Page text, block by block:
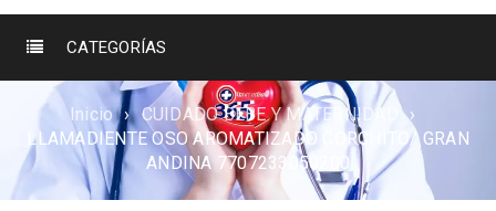
CATEGORÍAS
Inicio › CUIDADO BEBE Y MATERNIDAD
›
LLAMADIENTE OSO AROMATIZADO CORCHITO/ GRAN
ANDINA 7707233050200